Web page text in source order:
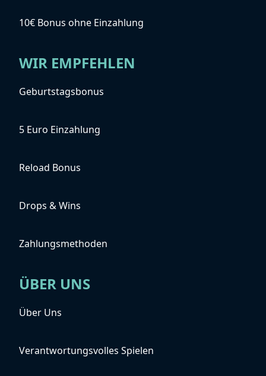
10€ Bonus ohne Einzahlung
WIR EMPFEHLEN
Geburtstagsbonus
5 Euro Einzahlung
Reload Bonus
Drops & Wins
Zahlungsmethoden
ÜBER UNS
Über Uns
Verantwortungsvolles Spielen